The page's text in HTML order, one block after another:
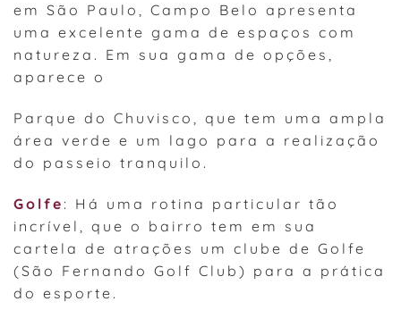
em São Paulo, Campo Belo apresenta
uma excelente gama de espaços com
natureza. Em sua gama de opções,
aparece o
Parque do Chuvisco, que tem uma ampla
área verde e um lago para a realização
do passeio tranquilo.
Golfe : Há uma rotina particular tão
incrível, que o bairro tem em sua
cartela de atrações um clube de Golfe
(São Fernando Golf Club) para a prática
do esporte.